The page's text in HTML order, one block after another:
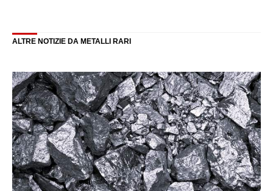
ALTRE NOTIZIE DA METALLI RARI